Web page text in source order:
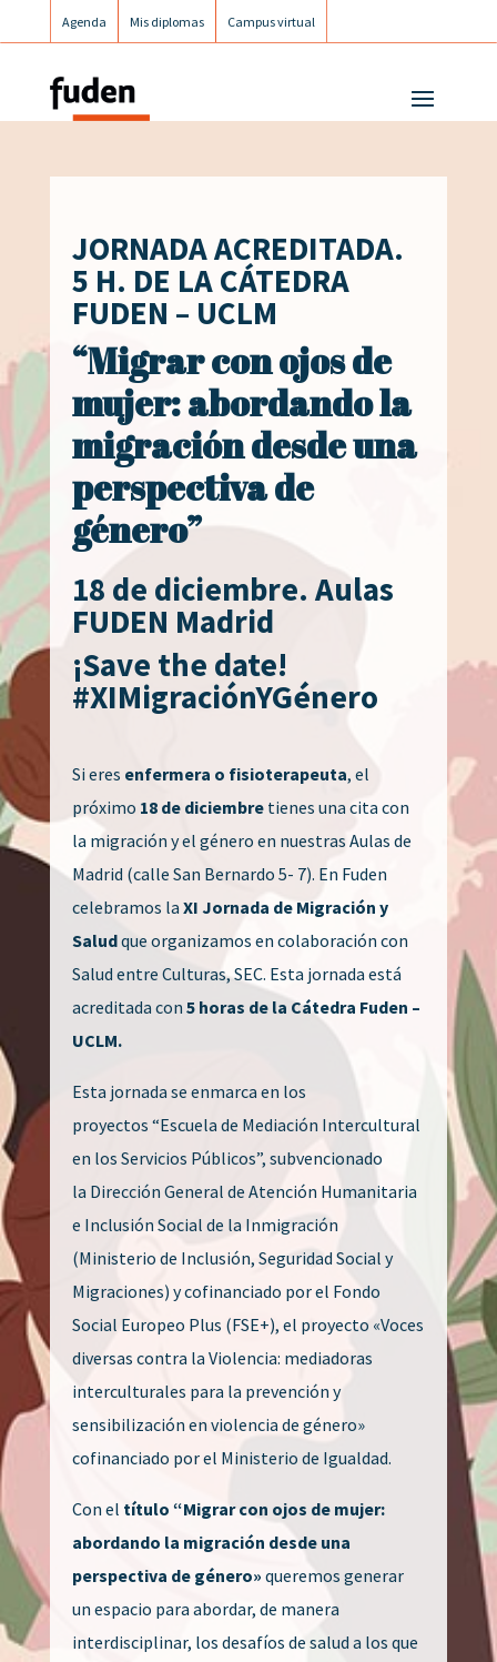
Agenda Mis diplomas Campus virtual
JORNADA ACREDITADA.
5 H. DE LA CÁTEDRA
FUDEN – UCLM
“Migrar con ojos de
mujer: abordando la
migración desde una
perspectiva de
género”
18 de diciembre. Aulas
FUDEN Madrid
¡Save the date!
#XIMigraciónYGénero
Si eres enfermera o fisioterapeuta, el
próximo 18 de diciembretienes una cita con
la migración y el género en nuestras Aulas de
Madrid (calle San Bernardo 5- 7). En Fuden
celebramos la XI Jornada de Migración y
Saludque organizamos en colaboración con
Salud entre Culturas, SEC. Esta jornada está
acreditada con 5 horas de la Cátedra Fuden –
UCLM.
Esta jornada se enmarca en los
proyectos “Escuela de Mediación Intercultural
en los Servicios Públicos”, subvencionado
la Dirección General de Atención Humanitaria
e Inclusión Social de la Inmigración
(Ministerio de Inclusión, Seguridad Social y
Migraciones) y cofinanciado por el Fondo
Social Europeo Plus (FSE+), el proyecto «Voces
diversas contra la Violencia: mediadoras
interculturales para la prevención y
sensibilización en violencia de género»
cofinanciado por el Ministerio de Igualdad.
Con el título “Migrar con ojos de mujer:
abordando la migración desde una
perspectiva de género» queremos generar
un espacio para abordar, de manera
interdisciplinar, los desafíos de salud a los que